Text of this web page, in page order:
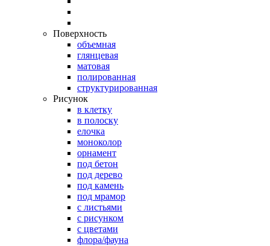
Поверхность
объемная
глянцевая
матовая
полированная
структурированная
Рисунок
в клетку
в полоску
елочка
моноколор
орнамент
под бетон
под дерево
под камень
под мрамор
с листьями
с рисунком
с цветами
флора/фауна